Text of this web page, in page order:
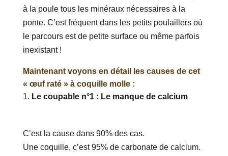
à la poule tous les minéraux nécessaires à la
ponte. C’est fréquent dans les petits poulaillers où
le parcours est de petite surface ou même parfois
inexistant !
Maintenant voyons en détail les causes de cet
« œuf raté » à coquille molle :
Le coupable n°1 : Le manque de calcium
C’est la cause dans 90% des cas.
Une coquille, c’est 95% de carbonate de calcium.